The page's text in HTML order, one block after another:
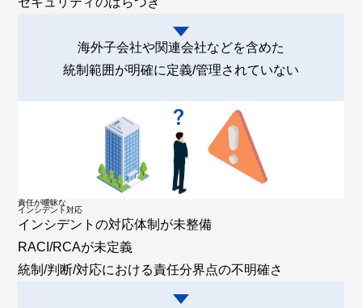
海外子会社や関連会社などを含めた
統制範囲が明確に定義/管理されていない
責任が曖昧な
インシデント対応
インシデントの対応体制が未整備
RACI/RCAが未定義
統制/判断/対応における責任分界点の不明確さ